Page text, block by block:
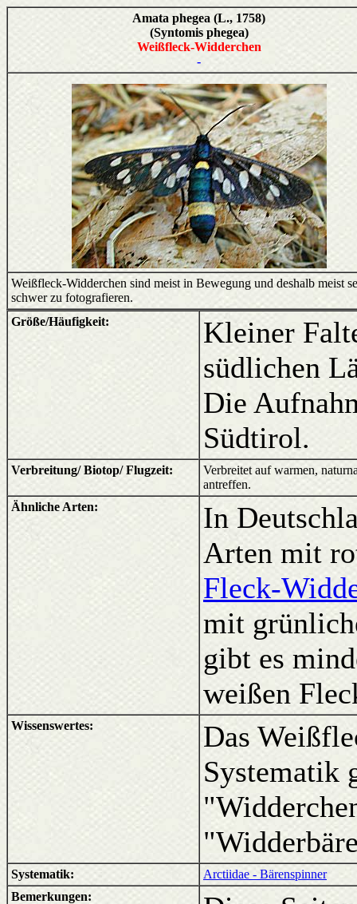
Amata phegea (L., 1758)
(Syntomis phegea)
Weißfleck-Widderchen
-
Weißfleck-Widderchen sind meist in Bewegung und deshalb meist
schwer zu fotografieren.
Größe/Häufigkeit:
Kleiner
südlichen
Die
Südtirol.
Verbreitung/ Biotop/ Flugzeit:
Verbreitet auf warmen,
antreffen.
Ähnliche Arten:
In
Arten mit
Fleck-
mit
gibt es
weißen
Wissenswertes:
Das
Systematik
Systematik:
Arctiidae - Bärenspinner
Bemerkungen: